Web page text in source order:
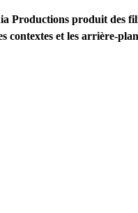
produit des
contextes et les arrière-